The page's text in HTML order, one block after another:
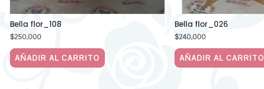
Bella flor_108
$250,000
AÑADIR AL CARRITO
Bella flor_026
$240,000
AÑADIR AL CARRITO